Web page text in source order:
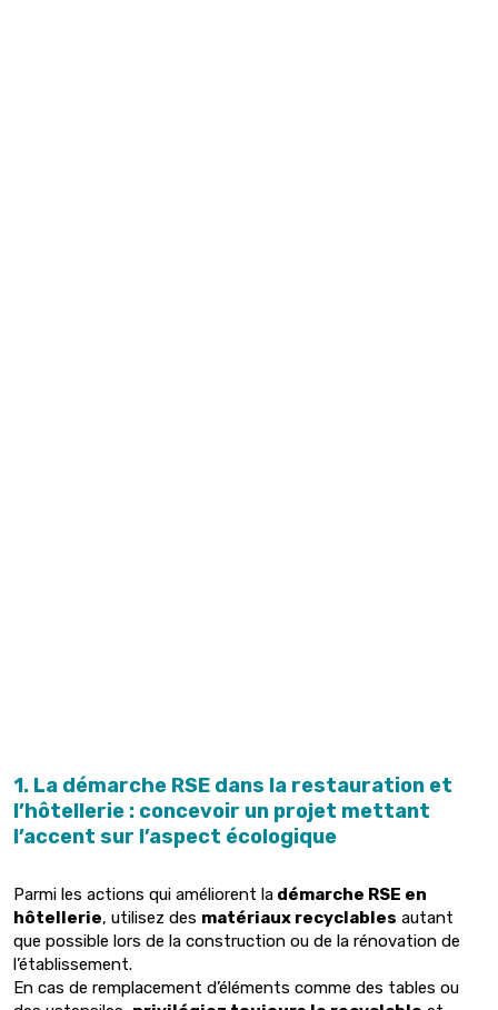
1. La démarche RSE dans la restauration et
l’hôtellerie : concevoir un projet mettant
l’accent sur l’aspect écologique
Parmi les actions qui améliorent la démarche RSE en
hôtellerie, utilisez des matériaux recyclables autant
que possible lors de la construction ou de la rénovation de
l’établissement.
En cas de remplacement d’éléments comme des tables ou